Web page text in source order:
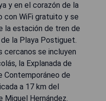
y en el corazón de la
con WiFi gratuito y se
la estación de tren de
la Playa Postiguet.
se incluyen
la Explanada de
Contemporáneo de
a 17 km del
Hernández.